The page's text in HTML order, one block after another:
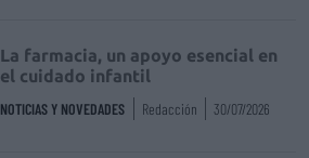
La farmacia, un apoyo esencial en
el cuidado infantil
NOTICIAS Y NOVEDADES Redacción 30/07/2026